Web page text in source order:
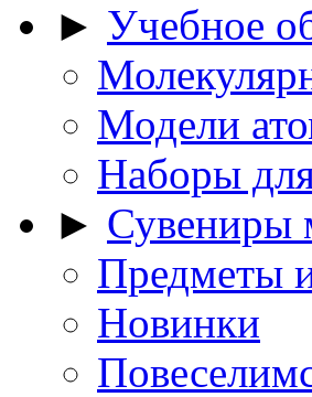
► Учебное
Модели
Наборы
► Сувениры
Предметы
Новинки